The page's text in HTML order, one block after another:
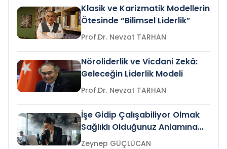
Klasik ve Karizmatik Modellerin
Ötesinde “Bilimsel Liderlik”
Prof.Dr. Nevzat TARHAN
Nöroliderlik ve Vicdani Zekâ:
Geleceğin Liderlik Modeli
Prof.Dr. Nevzat TARHAN
İşe Gidip Çalışabiliyor Olmak
Sağlıklı Olduğunuz Anlamına
Gelir mi?Zeynep GÜÇLÜCAN